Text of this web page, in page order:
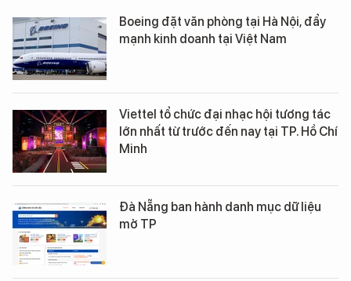
Boeing đặt văn phòng tại Hà Nội, đẩy
mạnh kinh doanh tại Việt Nam
Viettel tổ chức đại nhạc hội tương tác
lớn nhất từ trước đến nay tại TP. Hồ Chí
Minh
Đà Nẵng ban hành danh mục dữ liệu
mở TP